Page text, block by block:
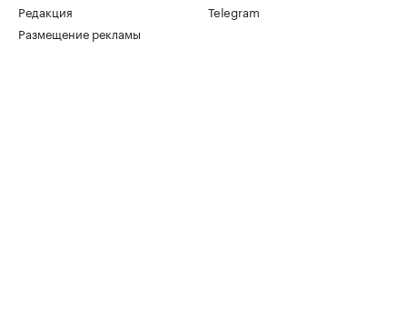
Редакция
Размещение рекламы
Telegram